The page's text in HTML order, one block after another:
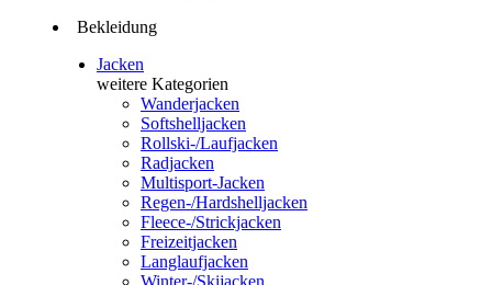
Bekleidung
Jacken
weitere Kategorien
Wanderjacken
Softshelljacken
Rollski-/Laufjacken
Radjacken
Multisport-Jacken
Regen-/Hardshelljacken
Fleece-/Strickjacken
Freizeitjacken
Langlaufjacken
Winter-/Skijacken